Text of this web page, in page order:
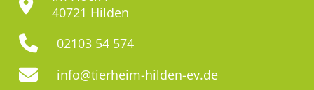
40721 Hilden
02103 54 574
info@tierheim-hilden-ev.de